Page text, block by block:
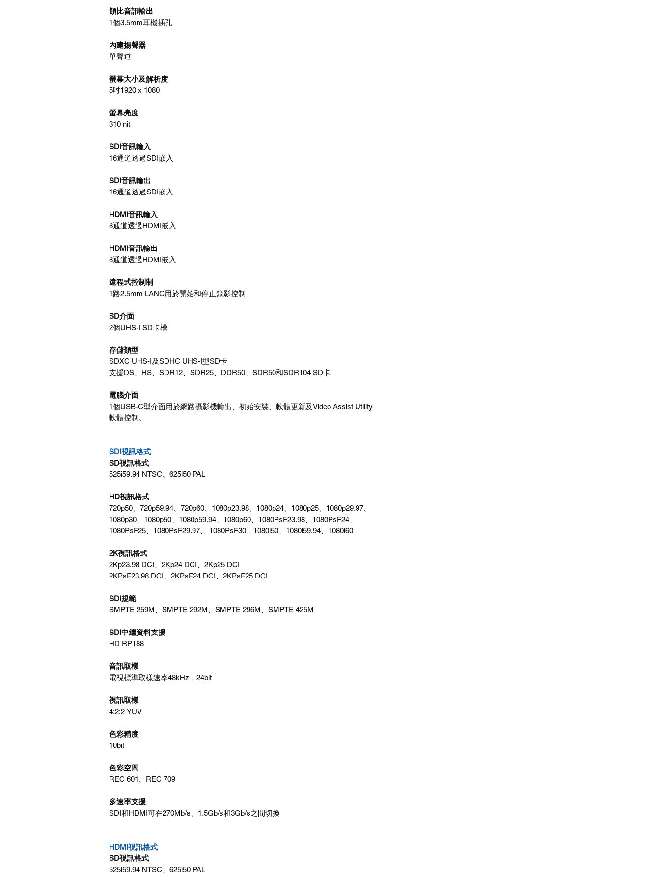
類比音訊輸出
1個3.5mm耳機插孔
內建揚聲器
單聲道
螢幕大小及解析度
5吋1920 x 1080
螢幕亮度
310 nit
SDI音訊輸入
16通道透過SDI嵌入
SDI音訊輸出
16通道透過SDI嵌入
HDMI音訊輸入
8通道透過HDMI嵌入
HDMI音訊輸出
8通道透過HDMI嵌入
遠程式控制制
1路2.5mm LANC用於開始和停止錄影控制
SD介面
2個UHS-I SD卡槽
存儲類型
SDXC UHS-I及SDHC UHS-I型SD卡
支援DS、HS、SDR12、SDR25、DDR50、SDR50和SDR104 SD卡
電腦介面
1個USB-C型介面用於網路攝影機輸出、初始安裝、軟體更新及Video Assist Utility
軟體控制。
SDI視訊格式
SD視訊格式
525i59.94 NTSC、625i50 PAL
HD視訊格式
720p50、720p59.94、720p60、1080p23.98、1080p24、1080p25、1080p29.97、
1080p30、1080p50、1080p59.94、1080p60、1080PsF23.98、1080PsF24、
1080PsF25、1080PsF29.97、 1080PsF30、1080i50、1080i59.94、1080i60
2K視訊格式
2Kp23.98 DCI、2Kp24 DCI、2Kp25 DCI
2KPsF23.98 DCI、2KPsF24 DCI、2KPsF25 DCI
SDI規範
SMPTE 259M、SMPTE 292M、SMPTE 296M、SMPTE 425M
SDI中繼資料支援
HD RP188
音訊取樣
電視標準取樣速率48kHz，24bit
視訊取樣
4:2:2 YUV
色彩精度
10bit
色彩空間
REC 601、REC 709
多速率支援
SDI和HDMI可在270Mb/s、1.5Gb/s和3Gb/s之間切換
HDMI視訊格式
SD視訊格式
525i59.94 NTSC、625i50 PAL